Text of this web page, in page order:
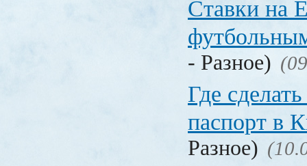
Ставки на
- Разное)
Где
паспорт в
Разное)